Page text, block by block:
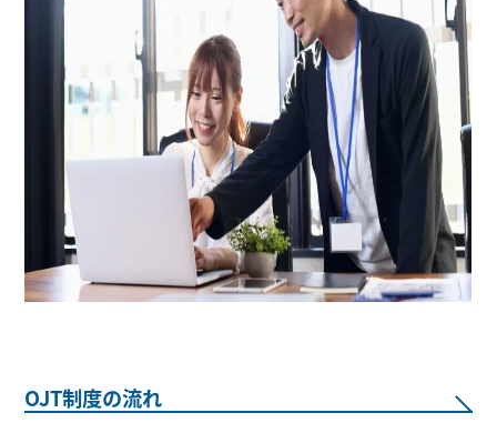
OJT制度の流れ